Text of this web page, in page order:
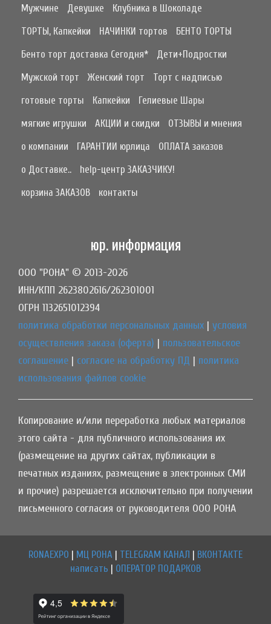
Мужчине
Девушке
Клубника в Шоколаде
ТОРТЫ, Капкейки
НАЧИНКИ тортов
БЕНТО ТОРТЫ
Бенто торт доставка Сегодня*
Дети+Подростки
Мужской торт
Женский торт
Торт с надписью
готовые торты
Капкейки
Гелиевые Шары
мягкие игрушки
АКЦИИ и скидки
ОТЗЫВЫ и мнения
о компании
ГАРАНТИИ юрлица
ОПЛАТА заказов
о Доставке..
help-центр ЗАКАЗЧИКУ!
корзина ЗАКАЗОВ
контакты
юр. информация
ООО "РОНА" © 2013-2026
ИНН/КПП 2623802616/262301001
ОГРН 1132651012394
политика обработки персональных данных | условия
осуществления заказа (оферта) | пользовательское
соглашение | согласие на обработку ПД | политика
использования файлов cookie
Копирование и/или переработка любых материалов
этого сайта - для публичного использования их
(размещение на других сайтах, публикации в
печатных изданиях, размещение в электронных СМИ
и прочие) разрешается исключительно при получении
письменного согласия от руководителя ООО РОНА
RONAEXPO | МЦ РОНА | TELEGRAM КАНАЛ | ВКОНТАКТЕ
написать | ОПЕРАТОР ПОДАРКОВ